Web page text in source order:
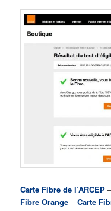
Carte Fibre de l’ARCEP
Fibre Orange –Carte